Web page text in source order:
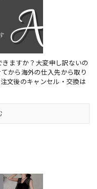
ますか？大変申し訳ないの
から海外の仕入先から取り
文後のキャンセル・交換は